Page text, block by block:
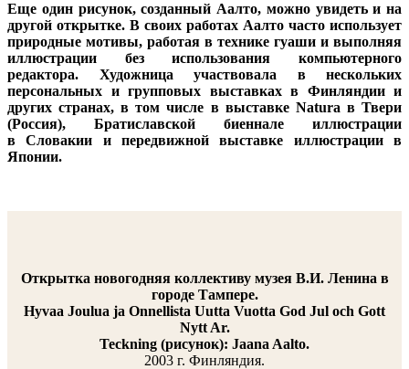
Еще один рисунок, созданный Аалто, можно увидеть и на
другой открытке. В своих работах Аалто часто использует
природные мотивы, работая в технике гуаши и выполняя
иллюстрации без использования компьютерного
редактора. Художница участвовала в нескольких
персональных и групповых выставках в Финляндии и
других странах, в том числе в выставке Natura в Твери
(Россия), Братиславской биеннале иллюстрации
в Словакии и передвижной выставке иллюстрации в
Японии.
Открытка новогодняя коллективу музея В.И. Ленина в
городе Тампере.
Hyvaa Joulua ja Onnellista Uutta Vuotta God Jul och Gott
Nytt Ar.
Teckning (рисунок): Jaana Aalto.
2003 г. Финляндия.